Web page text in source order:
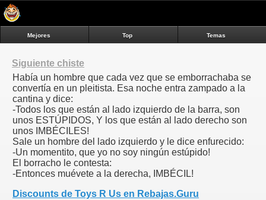
Mejores Top Temas
Siguiente chiste
Había un hombre que cada vez que se emborrachaba se
convertía en un pleitista. Esa noche entra zampado a la
cantina y dice:
-Todos los que están al lado izquierdo de la barra, son
unos ESTÚPIDOS, Y los que están al lado derecho son
unos IMBÉCILES!
Sale un hombre del lado izquierdo y le dice enfurecido:
-Un momentito, que yo no soy ningún estúpido!
El borracho le contesta:
-Entonces muévete a la derecha, IMBÉCIL!
Discounts de Toys R Us en Rebajas.Guru